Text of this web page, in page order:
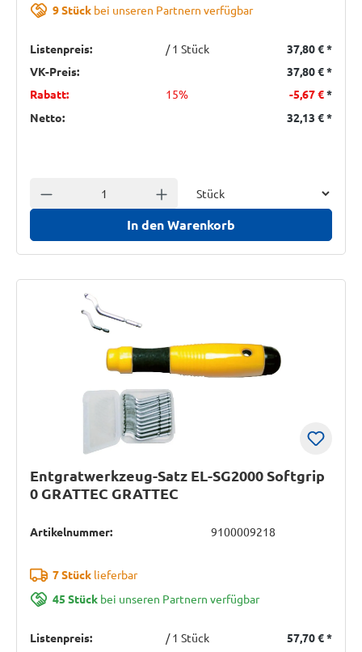
9 Stück bei unseren Partnern verfügbar
Listenpreis: / 1 Stück 37,80 €*
VK-Preis:
37,80 €*
Rabatt:
15% -5,67 €*
Netto:
32,13 €*
Anzahl verringern Anzahl erhöhen
In den Warenkorb
Entgratwerkzeug-Satz EL-SG2000 Softgrip
0 GRATTEC GRATTEC
Artikelnummer: 9100009218
7 Stück lieferbar
45 Stück bei unseren Partnern verfügbar
Listenpreis: / 1 Stück 57,70 €*